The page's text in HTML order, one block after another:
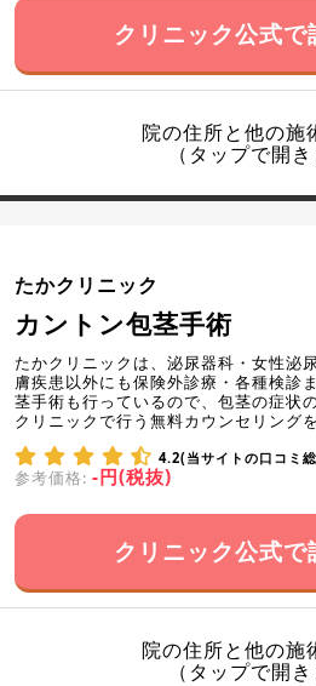
クリニック公式で
院の住所と他の
（タップで開き
たかクリニック
カントン包茎手術
たかクリニックは、泌尿器科・女性泌
膚疾患以外にも保険外診療・各種検診
茎手術も行っているので、包茎の症状
クリニックで行う無料カウンセリング
4.2(当サイトの口コミ
参考価格: -円(税抜)
クリニック公式で
院の住所と他の
（タップで開き